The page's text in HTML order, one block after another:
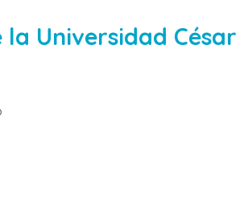
la Universidad César